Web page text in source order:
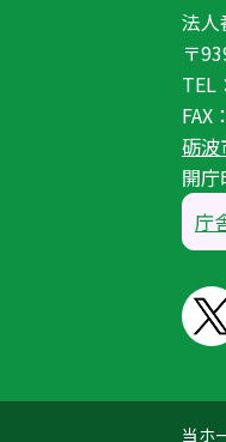
当ホ
法人
〒
TEL
FAX
砺波
開庁
庁